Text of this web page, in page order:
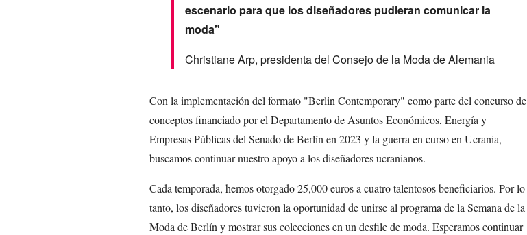
escenario para que los diseñadores pudieran comunicar la
moda"
Christiane Arp, presidenta del Consejo de la Moda de Alemania
Con la implementación del formato "Berlin Contemporary" como parte del concurso de
conceptos financiado por el Departamento de Asuntos Económicos, Energía y
Empresas Públicas del Senado de Berlín en 2023 y la guerra en curso en Ucrania,
buscamos continuar nuestro apoyo a los diseñadores ucranianos.
Cada temporada, hemos otorgado 25,000 euros a cuatro talentosos beneficiarios. Por lo
tanto, los diseñadores tuvieron la oportunidad de unirse al programa de la Semana de la
Moda de Berlín y mostrar sus colecciones en un desfile de moda. Esperamos continuar